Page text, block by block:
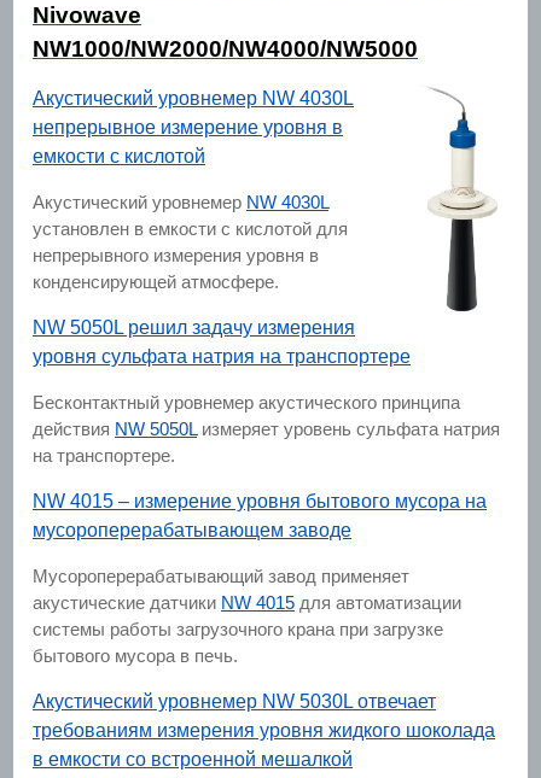
Nivowave
NW1000/NW2000/NW4000/NW5000
Акустический уровнемер NW 4030L
непрерывное измерение уровня в
емкости с кислотой
Акустический уровнемер NW 4030L
установлен в емкости с кислотой для
непрерывного измерения уровня в
конденсирующей атмосфере.
NW 5050L решил задачу измерения
уровня сульфата натрия на транспортере
Бесконтактный уровнемер акустического принципа
действия NW 5050Lизмеряет уровень сульфата натрия
на транспортере.
NW 4015 – измерение уровня бытового мусора на
мусороперерабатывающем заводе
Мусороперерабатывающий завод применяет
акустические датчики NW 4015 для автоматизации
системы работы загрузочного крана при загрузке
бытового мусора в печь.
Акустический уровнемер NW 5030L отвечает
требованиям измерения уровня жидкого шоколада
в емкости со встроенной мешалкой